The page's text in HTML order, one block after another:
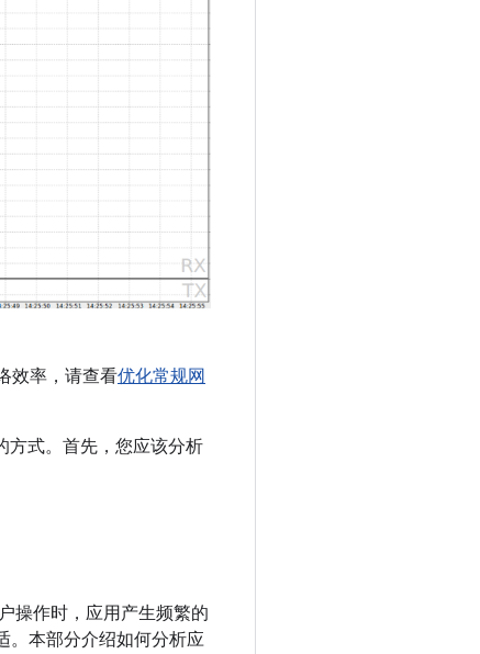
效率，请查看优化常规网
方式。首先，您应该分析
操作时，应用产生频繁的
。本部分介绍如何分析应